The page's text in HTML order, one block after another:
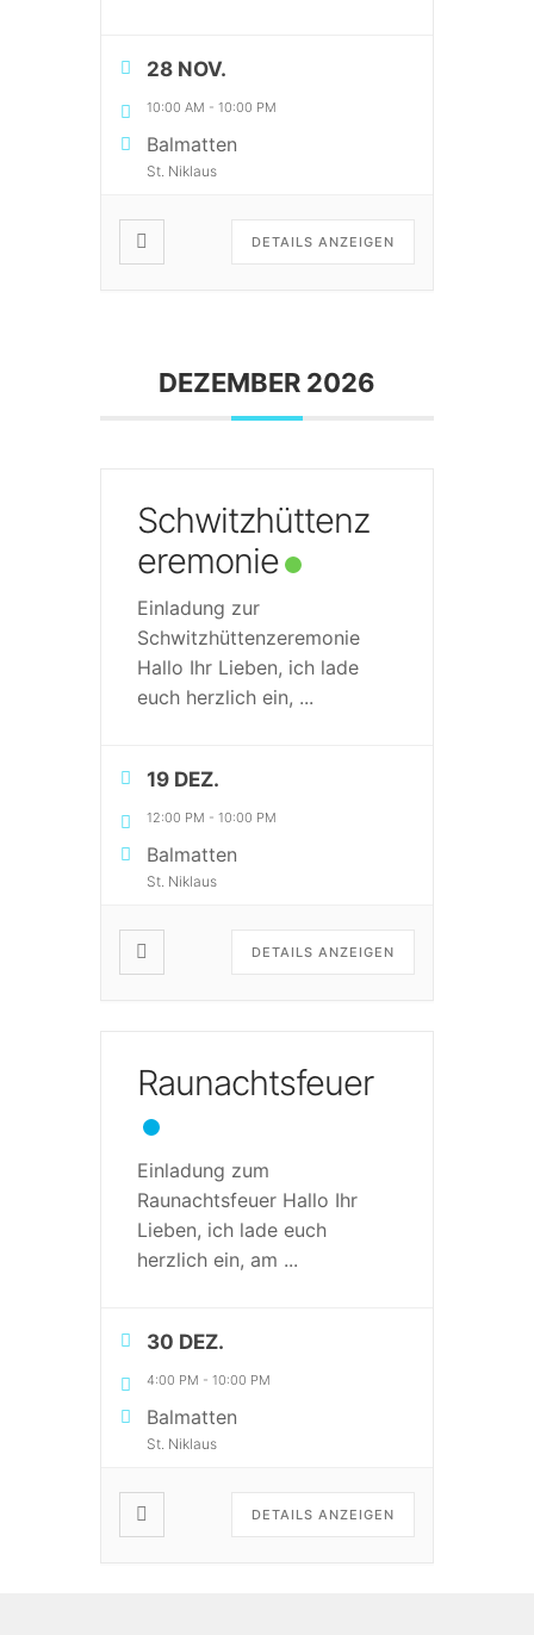
28 NOV.
10:00 AM - 10:00 PM
Balmatten
St. Niklaus
DETAILS ANZEIGEN
DEZEMBER 2026
Schwitzhüttenz
eremonie
Einladung zur
Schwitzhüttenzeremonie
Hallo Ihr Lieben, ich lade
euch herzlich ein, ...
19 DEZ.
12:00 PM - 10:00 PM
Balmatten
St. Niklaus
DETAILS ANZEIGEN
Raunachtsfeuer
Einladung zum
Raunachtsfeuer Hallo Ihr
Lieben, ich lade euch
herzlich ein, am ...
30 DEZ.
4:00 PM - 10:00 PM
Balmatten
St. Niklaus
DETAILS ANZEIGEN